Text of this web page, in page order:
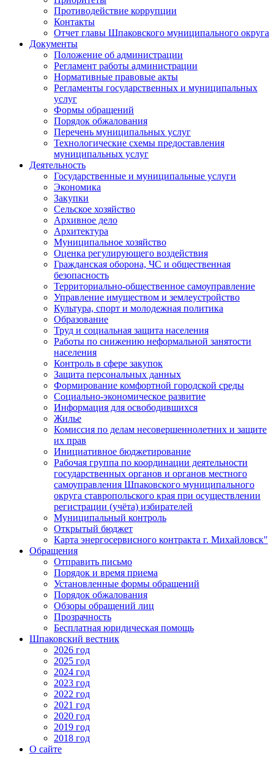
Противодействие коррупции
Контакты
Отчет главы Шпаковского муниципального округа
Документы
Положение об администрации
Регламент работы администрации
Нормативные правовые акты
Регламенты государственных и муниципальных
услуг
Формы обращений
Порядок обжалования
Перечень муниципальных услуг
Технологические схемы предоставления
муниципальных услуг
Деятельность
Государственные и муниципальные услуги
Экономика
Закупки
Сельское хозяйство
Архивное дело
Архитектура
Муниципальное хозяйство
Оценка регулирующего воздействия
Гражданская оборона, ЧС и общественная
безопасность
Территориально-общественное самоуправление
Управление имуществом и землеустройство
Культура, спорт и молодежная политика
Образование
Труд и социальная защита населения
Работы по снижению неформальной занятости
населения
Контроль в сфере закупок
Защита персональных данных
Формирование комфортной городской среды
Социально-экономическое развитие
Информация для освободившихся
Жилье
Комиссия по делам несовершеннолетних и защите
их прав
Инициативное бюджетирование
Рабочая группа по координации деятельности
государственных органов и органов местного
самоуправления Шпаковского муниципального
округа ставропольского края при осуществлении
регистрации (учёта) избирателей
Муниципальный контроль
Открытый бюджет
Карта энергосервисного контракта г. Михайловск"
Обращения
Отправить письмо
Порядок и время приема
Установленные формы обращений
Порядок обжалования
Обзоры обращений лиц
Прозрачность
Бесплатная юридическая помощь
Шпаковский вестник
2026 год
2025 год
2024 год
2023 год
2022 год
2021 год
2020 год
2019 год
2018 год
О сайте